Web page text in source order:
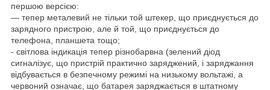
першою версією:
— тепер металевий не тільки той штекер, що приєднується до
зарядного пристрою, але й той, що приєднується до
телефона, планшета тощо;
- світлова індикація тепер різнобарвна (зелений діод
сигналізує, що пристрій практично заряджений, і заряджання
відбувається в безпечному режимі на низькому вольтажі, а
червоний означає, що батарея заряджається в штатному